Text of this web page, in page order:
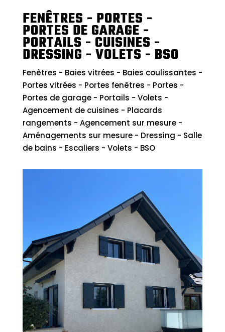
FENÊTRES - PORTES -
PORTES DE GARAGE -
PORTAILS - CUISINES -
DRESSING - VOLETS - BSO
Fenêtres - Baies vitrées - Baies coulissantes -
Portes vitrées - Portes fenêtres - Portes -
Portes de garage - Portails - Volets -
Agencement de cuisines - Placards
rangements - Agencement sur mesure -
Aménagements sur mesure - Dressing - Salle
de bains - Escaliers - Volets - BSO